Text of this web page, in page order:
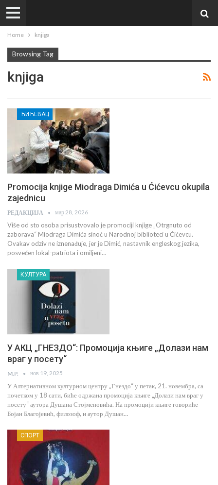
Home knjiga
Browsing Tag
knjiga
ЋИЋЕВАЦ
Promocija knjige Miodraga Dimića u Ćićevcu okupila
zajednicu
РЕДАКЦИЈА мар 28, 2026
Više od sto osoba prisustvovalo je promociji knjige „Otrgnuto od
zaborava“ Miodraga Dimića sinoć u Narodnoj biblioteci u Ćićevcu.
Ovakav odziv ne iznenađuje, jer je Dimić, nastavnik engleskog jezika,
posvećen lokal-patriota i omiljeni…
КУЛТУРА
У АКЦ „ГНЕЗДО“: Промоција књиге „Долази нам
враг у посету“
M.P. нов 19, 2025
У Алтернативном културном центру „Гнездо“ у петак, 21. новембра, са
почетком у 18 сати, биће одржана промоција књиге „Долази нам враг у
посету“ аутора Душана Стојменовића. На промоцији књиге говориће
Бојан Благојевић, филозоф, и аутор Душан…
СПОРТ